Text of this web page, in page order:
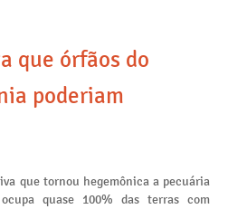
que órfãos do
poderiam
que tornou hegemônica a pecuária
quase 100% das terras com